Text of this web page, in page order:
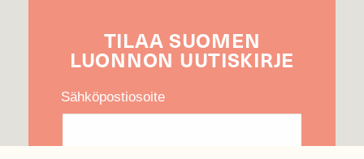
TILAA SUOMEN
LUONNON UUTIS­KIRJE
Sähköpostiosoite